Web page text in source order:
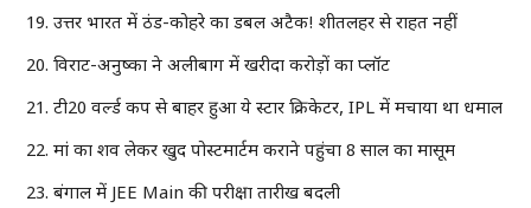
उत्तर भारत में ठंड-कोहरे का डबल अटैक! शीतलहर से राहत नहीं
विराट-अनुष्का ने अलीबाग में खरीदा करोड़ों का प्लॉट
टी20 वर्ल्ड कप से बाहर हुआ ये स्टार क्रिकेटर, IPL में मचाया था धमाल
मां का शव लेकर खुद पोस्टमार्टम कराने पहुंचा 8 साल का मासूम
बंगाल में JEE Main की परीक्षा तारीख बदली